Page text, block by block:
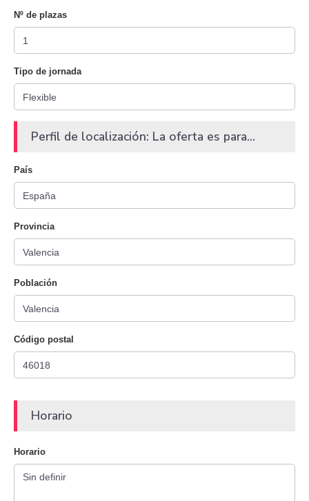
Nº de plazas
Tipo de jornada
Perfil de localización: La oferta es para...
País
Provincia
Población
Código postal
Horario
Horario